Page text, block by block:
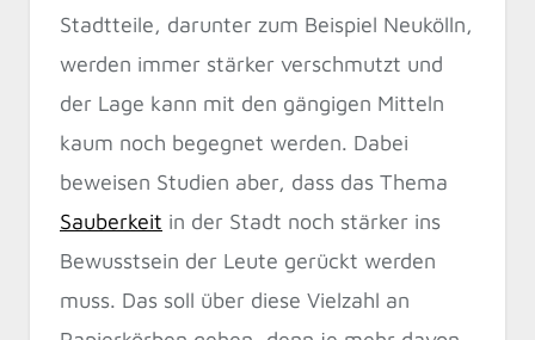
Stadtteile, darunter zum Beispiel Neukölln,
werden immer stärker verschmutzt und
der Lage kann mit den gängigen Mitteln
kaum noch begegnet werden. Dabei
beweisen Studien aber, dass das Thema
Sauberkeit in der Stadt noch stärker ins
Bewusstsein der Leute gerückt werden
muss. Das soll über diese Vielzahl an